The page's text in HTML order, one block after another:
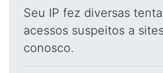
Seu IP fez diversas
acessos suspeitos a
conosco.